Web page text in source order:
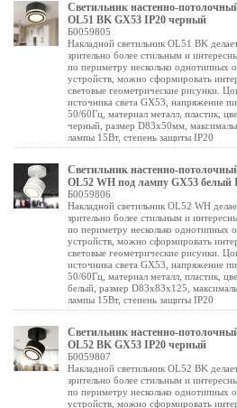
Светильник настенно-
OL51 BK GX53 IP20 черный
Б0059805
Накладной светильник OL51 BK
зрительно более стильным и
по периметру несколько однотипных
устройств, можно сформировать
световые геометрические рисунки.
источника света GX53, напряжение
50/60Гц, материал металл, пластик,
черный, размер D83x50мм,
лампы 15Вт, степень защиты IP20
Светильник настенно-
OL52 WH под лампу GX53 белый
Б0059806
Накладной светильник OL52 WH
зрительно более стильным и
по периметру несколько однотипных
устройств, можно сформировать
световые геометрические рисунки.
источника света GX53, напряжение
50/60Гц, материал металл, пластик,
белый, размер D83x83x125,
лампы 15Вт, степень защиты IP20
Светильник настенно-
OL52 BK GX53 IP20 черный
Б0059807
Накладной светильник OL52 BK
зрительно более стильным и
по периметру несколько однотипных
устройств, можно сформировать